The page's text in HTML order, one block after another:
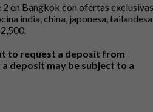
en Bangkok con ofertas exclusivas
india, china, japonesa, tailandesa
to request a deposit from
deposit may be subject to a